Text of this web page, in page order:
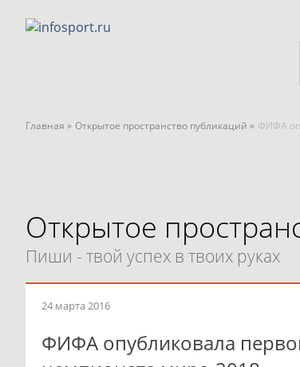
Главная » Открытое пространство публикаций » ФИФА
Открытое
Пиши - твой успех в твоих руках
24 марта 2016
ФИФА опубликовала